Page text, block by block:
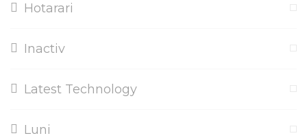
Hotarari
Inactiv
Latest Technology
Luni